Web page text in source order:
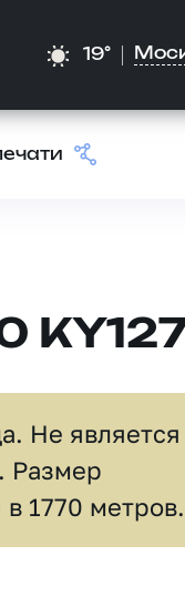
19°
Не является
Размер
1770 метров.